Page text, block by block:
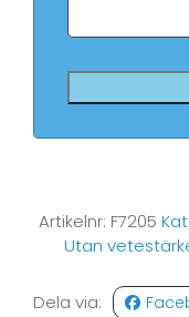
Artikelnr: F7205
Utan
Dela via: